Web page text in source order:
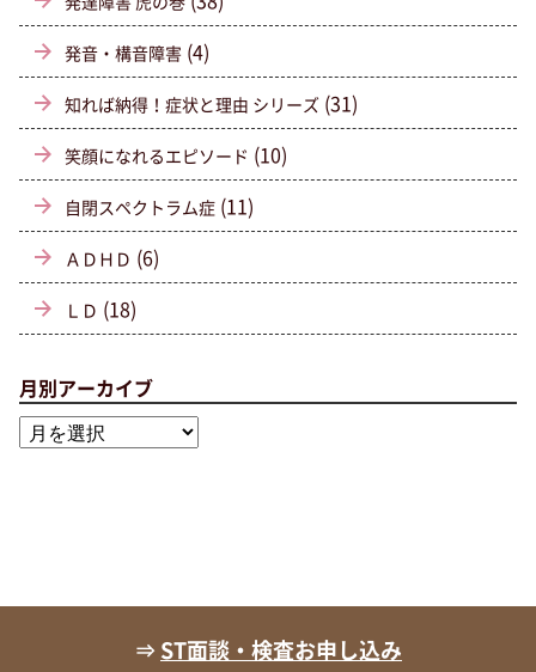
発音・構音障害 (4)
知れば納得！症状と理由 シリーズ (31)
笑顔になれるエピソード (10)
自閉スペクトラム症 (11)
ＡＤＨＤ (6)
ＬＤ (18)
月別アーカイブ
月
別
⇒ ST面談・検査お申し込み